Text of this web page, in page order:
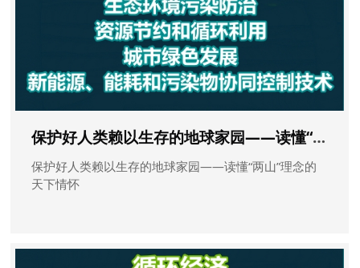
保护好人类赖以生存的地球家园——读懂“两山”理念的天下情怀
保护好人类赖以生存的地球家园——读懂“两山”理念的
天下情怀